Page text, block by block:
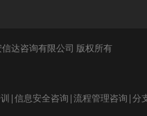
达咨询有限公司 版权所有
|信息安全咨询 |流程管理咨询 |分